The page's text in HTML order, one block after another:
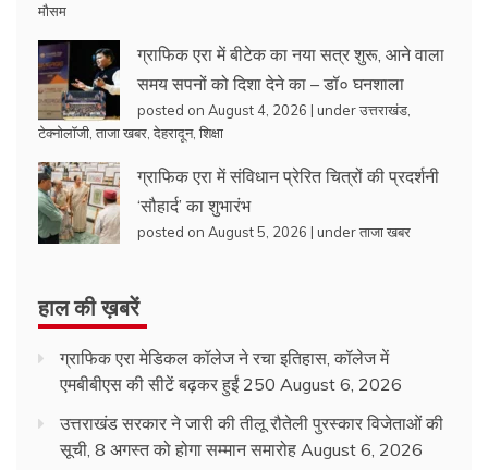
मौसम
ग्राफिक एरा में बीटेक का नया सत्र शुरू, आने वाला
समय सपनों को दिशा देने का – डॉ० घनशाला
posted on August 4, 2026 | underउत्तराखंड
टेक्नोलॉजी ताजा खबर देहरादून, शिक्षा
ग्राफिक एरा में संविधान प्रेरित चित्रों की प्रदर्शनी
‘सौहार्द’ का शुभारंभ
posted on August 5, 2026 | underताजा खबर
हाल की ख़बरें
ग्राफिक एरा मेडिकल कॉलेज ने रचा इतिहास, कॉलेज में
एमबीबीएस की सीटें बढ़कर हुईं 250 August 6, 2026
उत्तराखंड सरकार ने जारी की तीलू रौतेली पुरस्कार विजेताओं की
सूची, 8 अगस्त को होगा सम्मान समारोह August 6, 2026